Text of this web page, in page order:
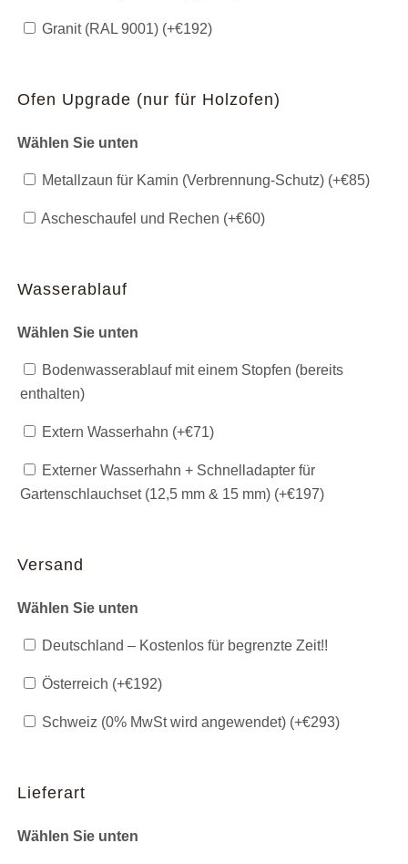
Granit (RAL 9001) (+€192)
Ofen Upgrade (nur für Holzofen)
Wählen Sie unten
Metallzaun für Kamin (Verbrennung-Schutz) (+€85)
Ascheschaufel und Rechen (+€60)
Wasserablauf
Wählen Sie unten
Bodenwasserablauf mit einem Stopfen (bereits
enthalten)
Extern Wasserhahn (+€71)
Externer Wasserhahn + Schnelladapter für
Gartenschlauchset (12,5 mm & 15 mm) (+€197)
Versand
Wählen Sie unten
Deutschland – Kostenlos für begrenzte Zeit!!
Österreich (+€192)
Schweiz (0% MwSt wird angewendet) (+€293)
Lieferart
Wählen Sie unten